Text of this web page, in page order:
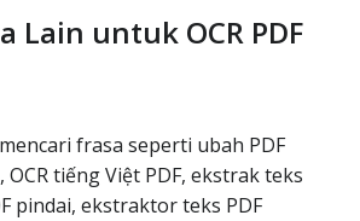
Lain untuk OCR PDF
frasa seperti ubah PDF
tiếng Việt PDF, ekstrak teks
pindai, ekstraktor teks PDF